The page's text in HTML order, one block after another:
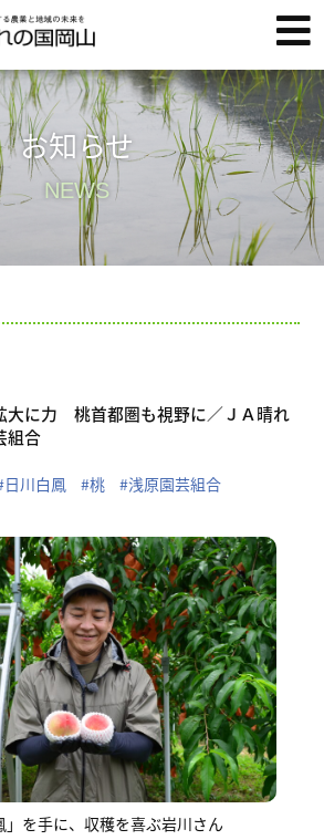
お知らせ
NEWS
に力 桃首都圏も視野に／ＪＡ晴れ
組合
日川白鳳 #桃
#浅原園芸組合
」を手に、収穫を喜ぶ岩川さん